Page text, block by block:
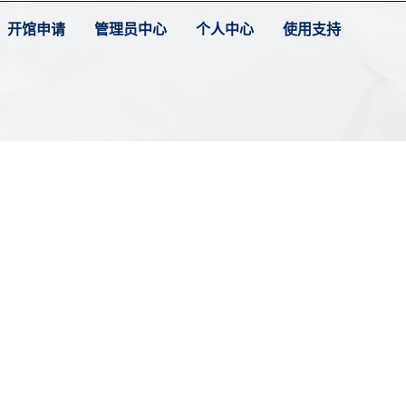
开馆申请 管理员中心 个人中心 使用支持